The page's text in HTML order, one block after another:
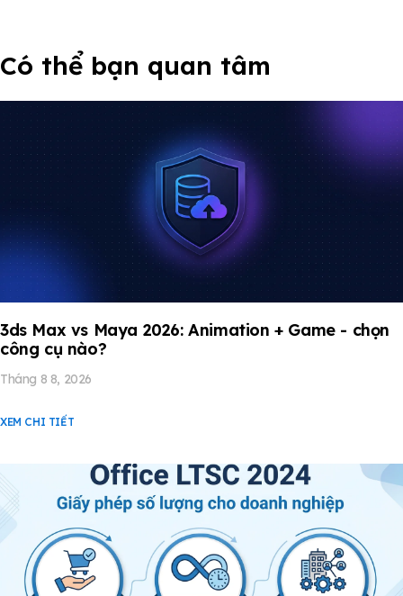
Có thể bạn quan tâm
3ds Max vs Maya 2026: Animation + Game - chọn
công cụ nào?
Tháng 8 8, 2026
XEM CHI TIẾT